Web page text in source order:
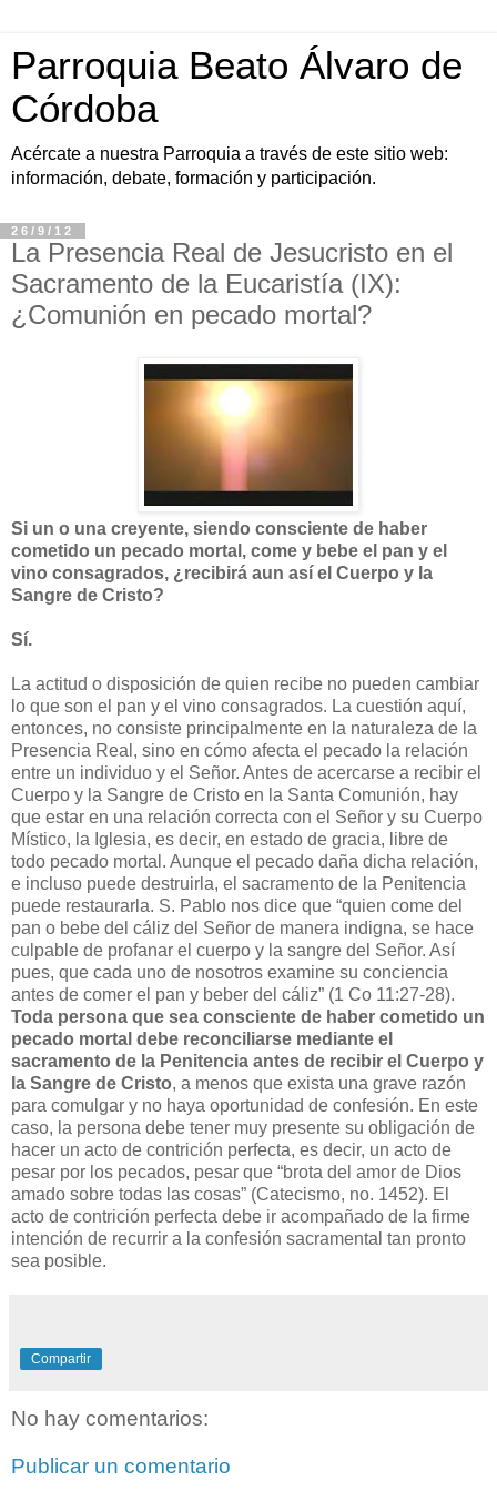
Parroquia Beato Álvaro de
Córdoba
Acércate a nuestra Parroquia a través de este sitio web:
información, debate, formación y participación.
26/9/12
La Presencia Real de Jesucristo en el
Sacramento de la Eucaristía (IX):
¿Comunión en pecado mortal?
Si un o una creyente, siendo consciente de haber
cometido un pecado mortal, come y bebe el pan y el
vino consagrados, ¿recibirá aun así el Cuerpo y la
Sangre de Cristo?
Sí.
La actitud o disposición de quien recibe no pueden cambiar
lo que son el pan y el vino consagrados. La cuestión aquí,
entonces, no consiste principalmente en la naturaleza de la
Presencia Real, sino en cómo afecta el pecado la relación
entre un individuo y el Señor. Antes de acercarse a recibir el
Cuerpo y la Sangre de Cristo en la Santa Comunión, hay
que estar en una relación correcta con el Señor y su Cuerpo
Místico, la Iglesia, es decir, en estado de gracia, libre de
todo pecado mortal. Aunque el pecado daña dicha relación,
e incluso puede destruirla, el sacramento de la Penitencia
puede restaurarla. S. Pablo nos dice que “quien come del
pan o bebe del cáliz del Señor de manera indigna, se hace
culpable de profanar el cuerpo y la sangre del Señor. Así
pues, que cada uno de nosotros examine su conciencia
antes de comer el pan y beber del cáliz” (1 Co 11:27-28).
Toda persona que sea consciente de haber cometido un
pecado mortal debe reconciliarse mediante el
sacramento de la Penitencia antes de recibir el Cuerpo y
la Sangre de Cristo, a menos que exista una grave razón
para comulgar y no haya oportunidad de confesión. En este
caso, la persona debe tener muy presente su obligación de
hacer un acto de contrición perfecta, es decir, un acto de
pesar por los pecados, pesar que “brota del amor de Dios
amado sobre todas las cosas” (Catecismo, no. 1452). El
acto de contrición perfecta debe ir acompañado de la firme
intención de recurrir a la confesión sacramental tan pronto
sea posible.
Compartir
No hay comentarios:
Publicar un comentario